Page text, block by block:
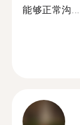
能够正常沟...